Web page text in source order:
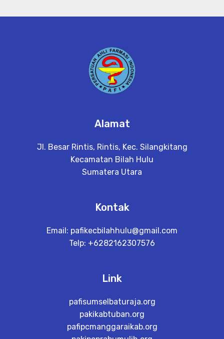
Alamat
Jl. Besar Rintis, Rintis, Kec. Silangkitang
Kecamatan Bilah Hulu
Sumatera Utara
Kontak
Email: pafikecbilahhulu@gmail.com
Telp: +6282162307576
Link
pafisumselbaturaja.org
pakikabtuban.org
pafipcmanggaraikab.org